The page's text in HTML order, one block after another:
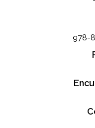
978-